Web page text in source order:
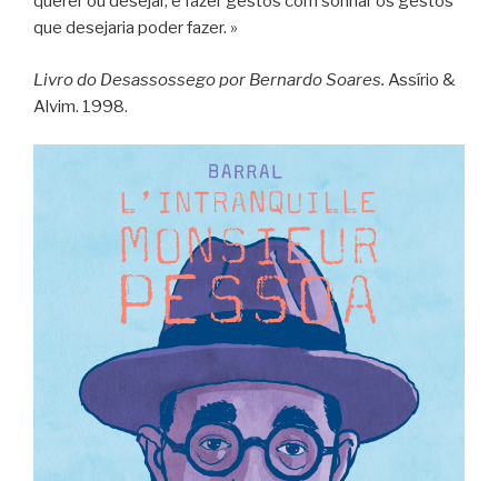
que desejaria poder fazer. »
Livro do Desassossego por Bernardo Soares. Assírio &
Alvim. 1998.